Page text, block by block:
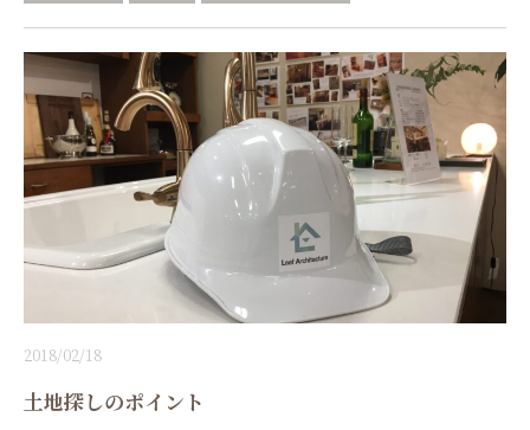
2018/02/18
土地探しのポイント